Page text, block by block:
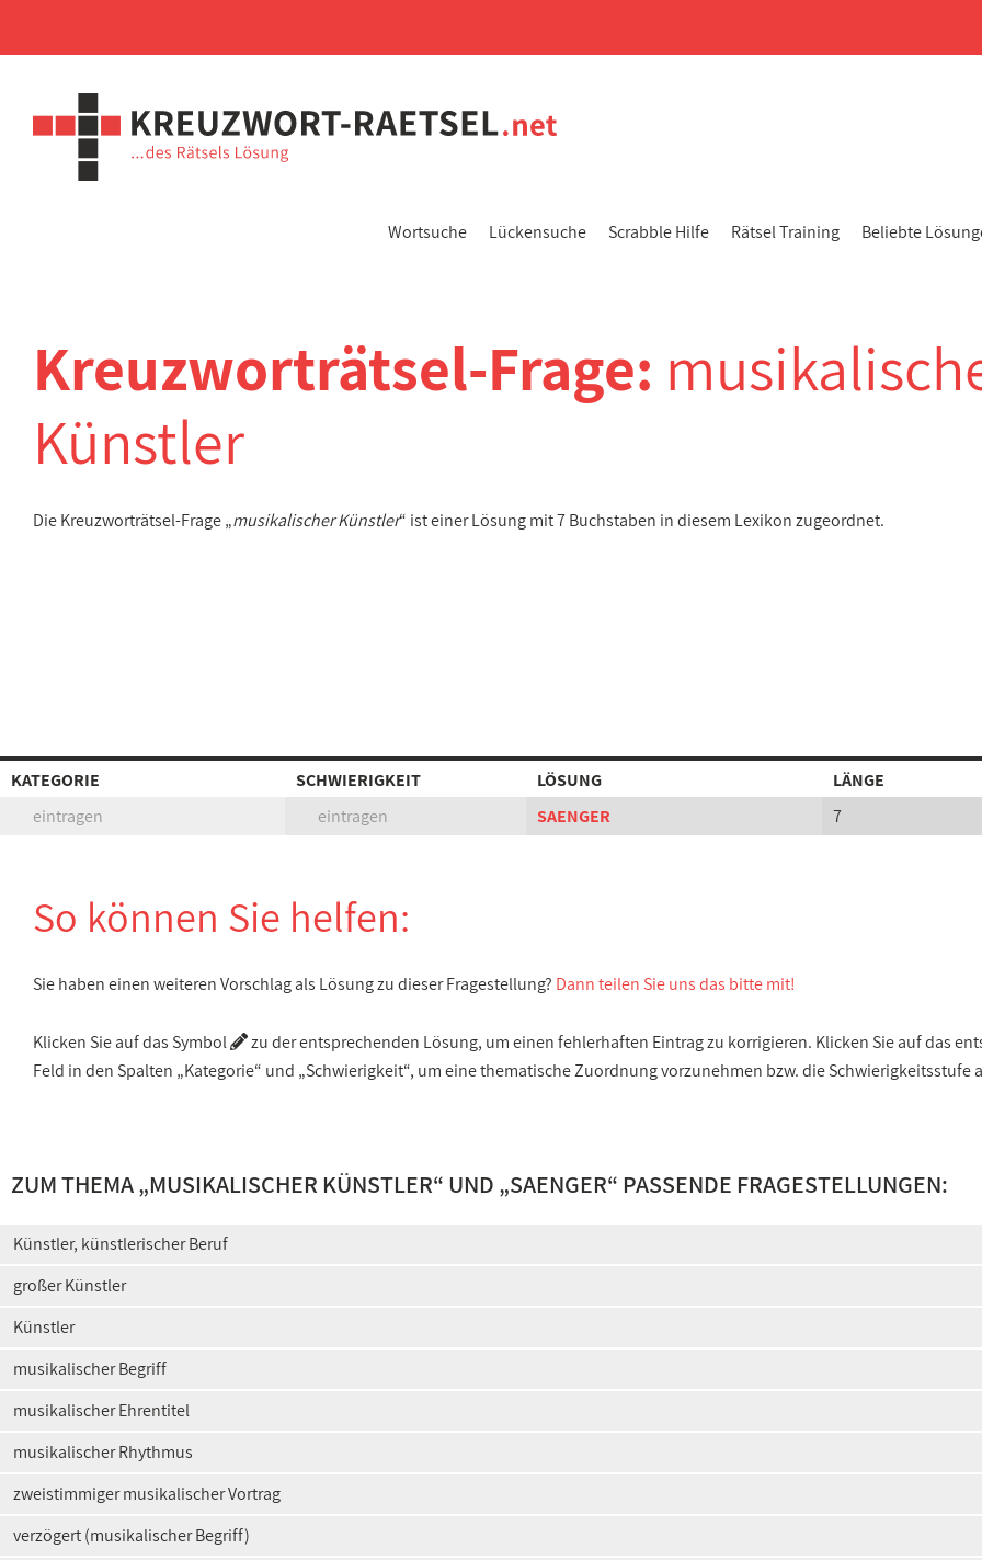
Wortsuche Lückensuche Scrabble Hilfe Rätsel Training Beliebte
Kreuzworträtsel-Frage:
Künstler
Die Kreuzworträtsel-Frage „musikalischer Künstler“ ist einer Lösung mit 7 Buchstaben in diesem Lexikon zugeordnet.
KATEGORIE SCHWIERIGKEIT LÖSUNG
LÄNGE
eintragen
eintragen SAENGER 7
So können Sie helfen:
Sie haben einen weiteren Vorschlag als Lösung zu dieser Fragestellung? Dann teilen Sie uns das bitte mit!
Klicken Sie auf das Symbol
zu der entsprechenden Lösung, um einen fehlerhaften Eintrag zu korrigieren. Klicken Sie auf das
Feld in den Spalten „Kategorie“ und „Schwierigkeit“, um eine thematische Zuordnung vorzunehmen bzw. die Schwierigkeitsstufe
ZUM THEMA „MUSIKALISCHER KÜNSTLER“ UND „SAENGER“ PASSENDE FRAGESTELLUNGEN:
Künstler, künstlerischer Beruf
großer Künstler
Künstler
musikalischer Begriff
musikalischer Ehrentitel
musikalischer Rhythmus
zweistimmiger musikalischer Vortrag
verzögert (musikalischer Begriff)